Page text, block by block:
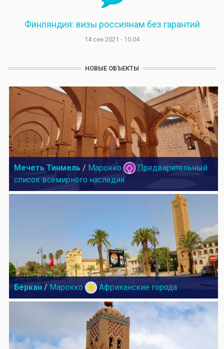
Финляндия: визы россиянам без гарантий
14 сен 2021 - 15:04
НОВЫЕ ОБЪЕКТЫ
Мечеть Тинмель / Марокко
Предварительный
список всемирного наследия
Беркан / Марокко Африканские города